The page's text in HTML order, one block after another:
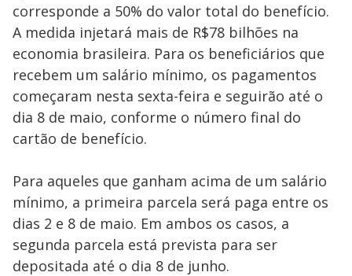
corresponde a 50% do valor total do benefício.
A medida injetará mais de R$78 bilhões na
economia brasileira. Para os beneficiários que
recebem um salário mínimo, os pagamentos
começaram nesta sexta-feira e seguirão até o
dia 8 de maio, conforme o número final do
cartão de benefício.
Para aqueles que ganham acima de um salário
mínimo, a primeira parcela será paga entre os
dias 2 e 8 de maio. Em ambos os casos, a
segunda parcela está prevista para ser
depositada até o dia 8 de junho.